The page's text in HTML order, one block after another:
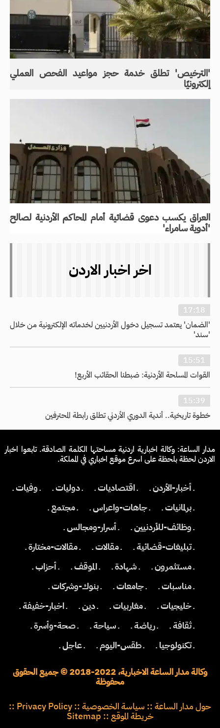
'الترخيص' تطلق خدمة حجز مواعيد الفحص العملي
إلكترونيًا
العراق يكسب دعوى قضائية أمام المحاكم الأردنية لصالح
'أدوية سامراء'
اخر اخبار الاردن
17:18
'الضمان' يعتمد تسجيل دخول الأردنيين لخدماته الإلكترونية من خلال
'سند'
15:51
القوات المسلحة الأردنية: ضبطنا الحقائب الأربع!
15:39
خطوة تاريخية.. أندية الدوري الأردني تطلق رابطة المحترفين
مدار الساعة: وكالة اخبارية اردنية مساحتها الكلمة الصادقة. تابعوا اخبار
الاردن لحظة بلحظة على اسرع موقع اخباري في المملكة.
ـ أخبار-الأردن ـ ـ اقتصاديات ـ ـ دوليات ـ
ـ وفيات ـ
ـ برلمانيات ـ
ـ جاهات-واعراس ـ
ـ مجتمع ـ
ـ وظائف-للأردنيين ـ
ـ أسرار-ومجالس ـ
ـ تبليغات-قضائية ـ
ـ مقالات ـ
ـ مقالات-مختارة ـ
ـ مستثمرون ـ
ـ شهادة ـ ـ الموقف ـ
ـ أحزاب ـ
ـ مناسبات ـ
ـ جامعات ـ
ـ بنوك-وشركات ـ
ـ خليجيات ـ
ـ مغاربيات ـ ـ دين ـ
ـ اخبار-خفيفة ـ
ـ ثقافة ـ
ـ رياضة ـ ـ سياحة ـ
ـ صحة-وأسرة ـ
ـ تكنولوجيا ـ
ـ طقس-اليوم ـ ـ عاجل ـ
وكالة مدار الساعة الاخبارية، 2022-2018 © جميع الحقوق
محفوظة
حول مدار الساعة :: سياسة الخصوصية ::
Privacy Policy
::
خريطة الموقع ::
Sitemap